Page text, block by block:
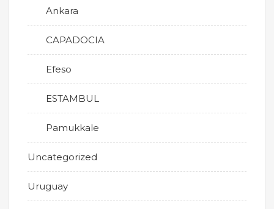
Ankara
CAPADOCIA
Efeso
ESTAMBUL
Pamukkale
Uncategorized
Uruguay